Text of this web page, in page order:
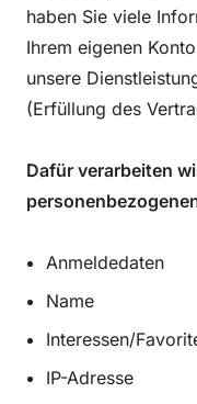
haben Sie viele
Ihrem eigenen
unsere
(Erfüllung des
Dafür verarbeiten
Anmeldedaten
Name
Interessen/
IP-Adresse